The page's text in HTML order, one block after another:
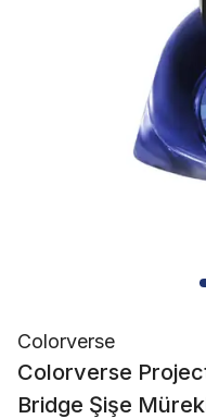
Colorverse
Colorverse
Bridge Şişe